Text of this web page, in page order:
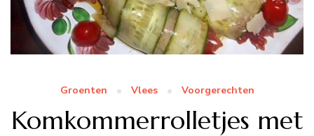
Groenten Vlees Voorgerechten
Komkommerrolletjes met